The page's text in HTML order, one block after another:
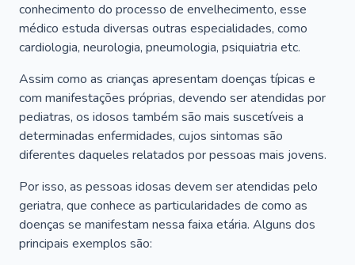
conhecimento do processo de envelhecimento, esse
médico estuda diversas outras especialidades, como
cardiologia, neurologia, pneumologia, psiquiatria etc.
Assim como as crianças apresentam doenças típicas e
com manifestações próprias, devendo ser atendidas por
pediatras, os idosos também são mais suscetíveis a
determinadas enfermidades, cujos sintomas são
diferentes daqueles relatados por pessoas mais jovens.
Por isso, as pessoas idosas devem ser atendidas pelo
geriatra, que conhece as particularidades de como as
doenças se manifestam nessa faixa etária. Alguns dos
principais exemplos são: